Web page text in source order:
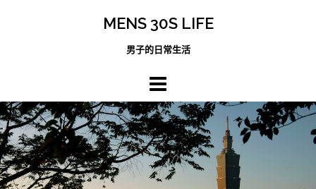
MENS 30S LIFE
男子的日常生活